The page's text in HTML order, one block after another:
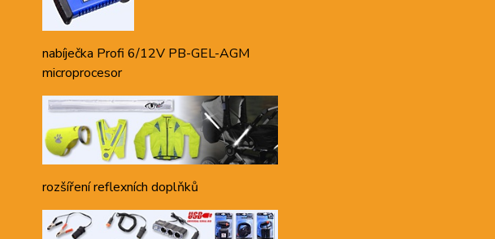
nabíječka Profi 6/12V PB-GEL-AGM
microprocesor
rozšíření reflexních doplňků